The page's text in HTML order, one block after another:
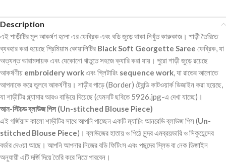
Description
এই শাড়ীটির মূল আকর্ষণ হলো এর ফেব্রিক এবং বডি জুড়ে থাকা নিখুঁত কারুকাজ। শাড়ী তৈরিতে
ব্যবহার করা হয়েছে প্রিমিয়াম কোয়ালিটির Black Soft Georgette Saree ফেব্রিক, যা
অত্যন্ত আরামদায়ক এবং যেকোনো ঋতুতে সহজে ক্যারি করা যায়। পুরো শাড়ী জুড়ে রয়েছে
আকর্ষণীয় embroidery workএবং গ্লিটারিং sequence work, যা রাতের আলোতে
আপনাকে করে তুলবে আকর্ষণীয়। শাড়ীর পাড়ে (Border) ট্রেন্ডি কাটওয়ার্ক ডিজাইন করা হয়েছে,
যা শাড়ীটির গ্ল্যামার আরও বাড়িয়ে দিয়েছে (যেমনটি ছবিতে 5926.jpg-এ দেখা যাচ্ছে)।
আন-স্টিচড ব্লাউজ পিস (Un-stitched Blouse Piece)
এই গর্জিয়াস কালো শাড়ীটির সাথে আপনি পাচ্ছেন একটি ম্যাচিং আনরেডি ব্লাউজ পিস (Un-
stitched Blouse Piece)। ব্লাউজের হাতায় ও পিঠে সুন্দর এমব্রয়ডারি ও সিকুয়েন্সের
বর্ডার দেওয়া আছে। আপনি আপনার নিজের বডি ফিটিংস এবং পছন্দের স্লিভ বা নেক ডিজাইন
অনুযায়ী এটি দর্জি দিয়ে তৈরি করে নিতে পারবেন।